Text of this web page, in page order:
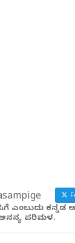
ಎಂಬುದು
ಪರಿಮಳ.